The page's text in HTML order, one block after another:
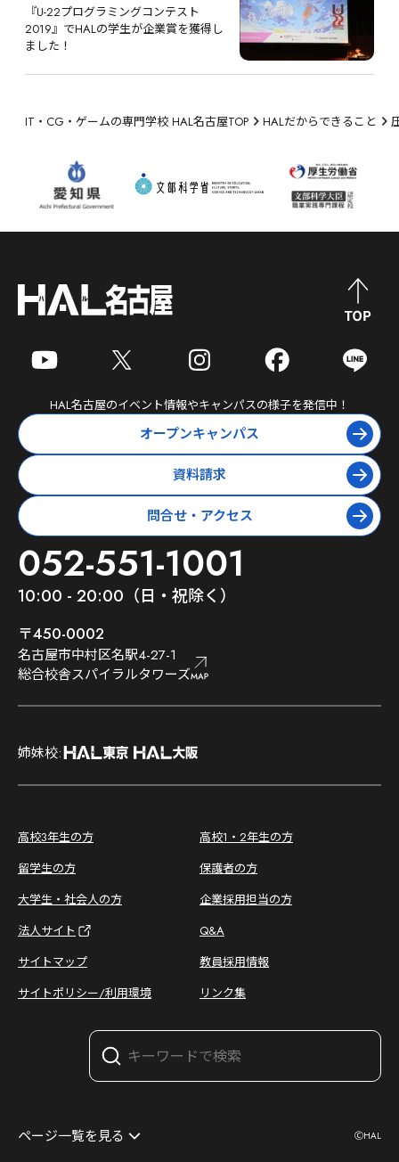
『U-22プログラミングコンテスト
2019』でHALの学生が企業賞を獲得し
ました！
IT・CG・ゲームの専門学校 HAL名古屋TOP HALだからできること
HAL名古屋のイベント情報やキャンパスの様子を発信中！
オープンキャンパス
資料請求
問合せ・アクセス
052-551-1001
10:00 - 20:00（日・祝除く）
〒450-0002
名古屋市中村区名駅4-27-1
総合校舎スパイラルタワーズ
;
姉妹校:
;
高校3年生の方
高校1・2年生の方
留学生の方
保護者の方
大学生・社会人の方
企業採用担当の方
法人サイト
Q&A
サイトマップ
教員採用情報
サイトポリシー/利用環境
リンク集
ページ一覧を見る ⒸHAL